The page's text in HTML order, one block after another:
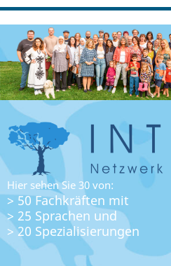
Hier sehen Sie 30 von:
> 50 Fachkräften mit
> 25 Sprachen und
> 20 Spezialisierungen